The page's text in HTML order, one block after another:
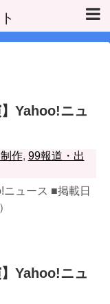
】Yahoo!ニュ
作, 99報道・出
ュース ■掲載日
】Yahoo!ニュ